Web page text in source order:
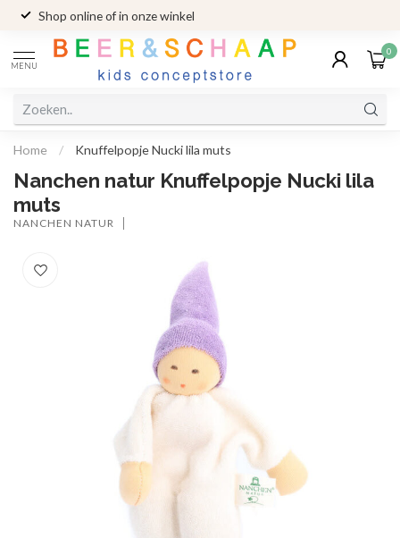
Shop online of in onze winkel
MENU
0
Home / Knuffelpopje Nucki lila muts
Nanchen natur Knuffelpopje Nucki lila
muts
NANCHEN NATUR